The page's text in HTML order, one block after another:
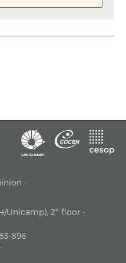
-
Unicamp), 2º floor -
896